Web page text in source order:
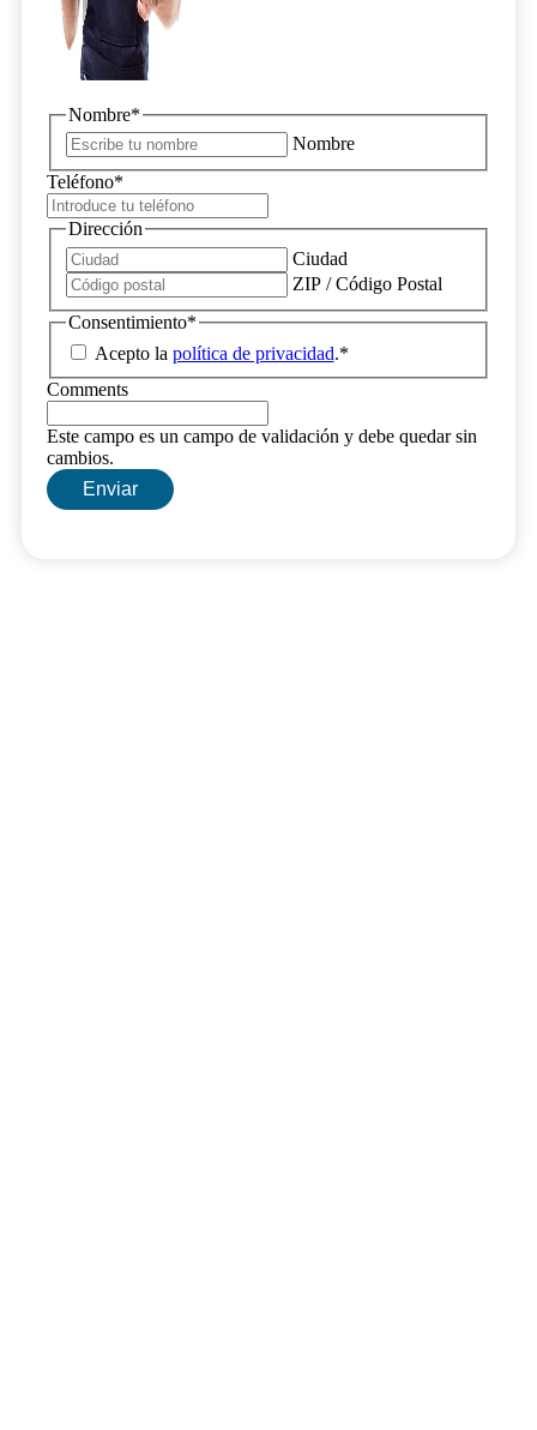
Nombre*
Nombre
Teléfono*
Dirección
Ciudad
ZIP / Código Postal
Consentimiento*
Acepto la política de privacidad.*
Comments
Este campo es un campo de validación y debe quedar sin
cambios.